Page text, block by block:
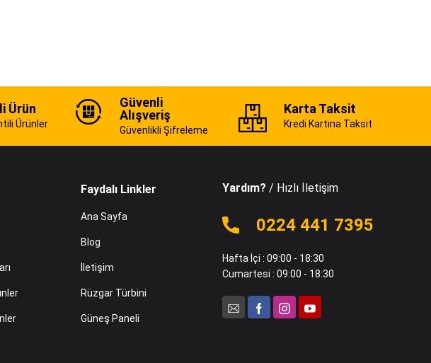
Ürün
Ürünler
Güvenli
Alışveriş
Güvenlikli Şifreleme
Karta Taksit
Kredi Kartına Taksit
Faydalı Linkler
Ana Sayfa
Blog
İletişim
Rüzgar Türbini
Güneş Paneli
Yardım? / Hızlı İletişim
0224 441 7395
Hafta İçi : 09:00 - 18:30
Cumartesi : 09:00 - 18:30